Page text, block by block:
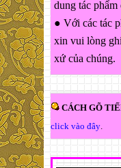
dung tác phẩm
● Với các tác
xin vui lòng
xứ của chúng.
CÁCH GÕ
click vào đây.